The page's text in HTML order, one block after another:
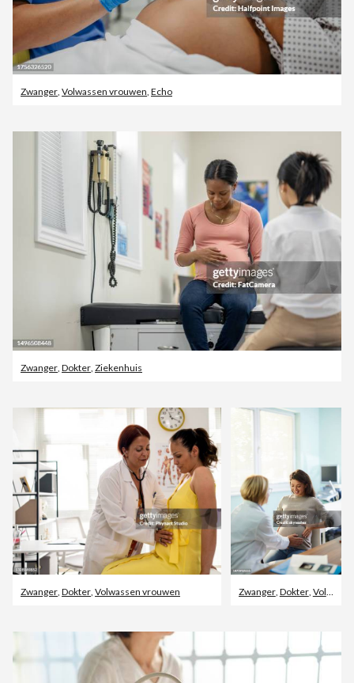
Zwanger, Volwassen vrouwen, Echo
Zwanger, Dokter, Ziekenhuis
Zwanger Dokter Volwassen vrouwen Zwanger, Dokter, Volwassen vrouwen